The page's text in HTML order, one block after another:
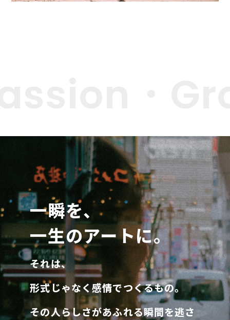
一瞬を、
一生のアートに。
それは、
形式じゃなく感情でつくるもの。
その人らしさがあふれる瞬間を逃さ